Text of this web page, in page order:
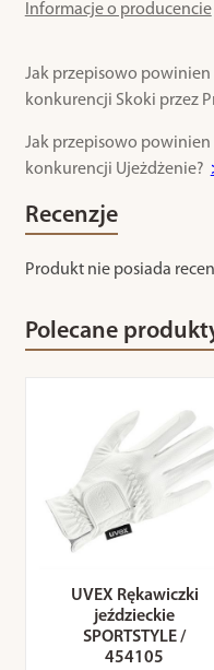
Informacje o producencie
Jak przepisowo
konkurencji Skoki przez
Jak przepisowo
konkurencji Ujeżdżenie?
Recenzje
Produkt nie posiada
Polecane
UVEX Rękawiczki
jeździeckie
SPORTSTYLE /
454105